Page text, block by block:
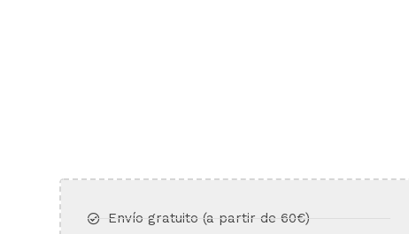
Envío gratuito (a partir de 60€)​